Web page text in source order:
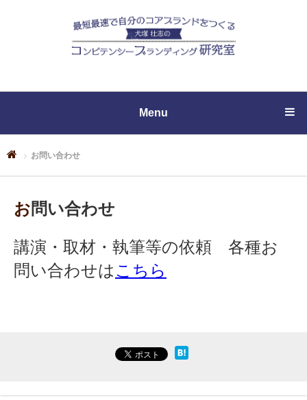
Menu
お問い合わせ
お問い合わせ
講演・取材・執筆等の依頼 各種お
問い合わせはこちら